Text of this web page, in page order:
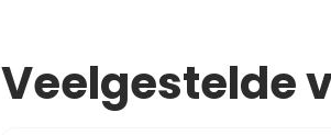
Veelgestelde